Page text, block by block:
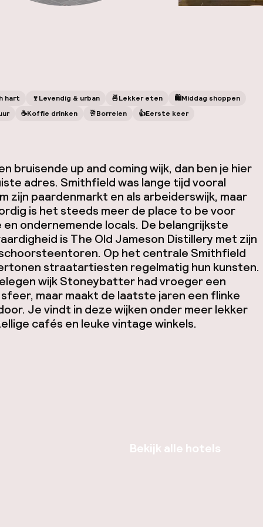
hart 🍷Levendig & urban 🍜Lekker eten 🛍Middag shoppen
☕️Koffie drinken 🥂Borrelen 👍Eerste keer
bruisende up and comingwijk, dan ben je hier
adres. Smithfield was lange tijd vooral
zijn paardenmarkt en als arbeiderswijk, maar
is het steeds meer de place to bevoor
ondernemende locals. De belangrijkste
is The Old Jameson Distillery met zijn
Op het centrale Smithfield
straatartiesten regelmatig hun kunsten.
wijk Stoneybatter had vroeger een
maar maakt de laatste jaren een flinke
Je vindt in deze wijken onder meer lekker
cafés en leuke vintage winkels.
Bekijk alle hotels